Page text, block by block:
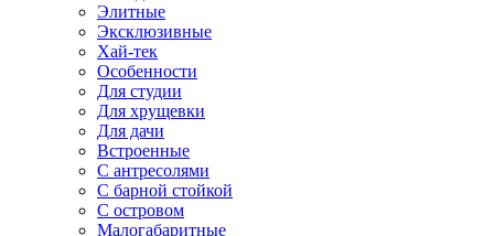
Элитные
Эксклюзивные
Хай-тек
Особенности
Для студии
Для хрущевки
Для дачи
Встроенные
С антресолями
С барной стойкой
С островом
Малогабаритные